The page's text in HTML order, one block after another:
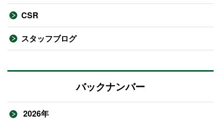
CSR
スタッフブログ
バックナンバー
2026年